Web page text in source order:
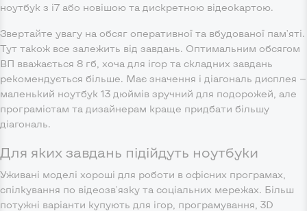
ноутбук з i7 або новішою та дискретною відеокартою.
Звертайте увагу на обсяг оперативної та вбудованої пам'яті.
Тут також все залежить від завдань. Оптимальним обсягом
ВП вважається 8 гб, хоча для ігор та складних завдань
рекомендується більше. Має значення і діагональ дисплея —
маленький ноутбук 13 дюймів зручний для подорожей, але
програмістам та дизайнерам краще придбати більшу
діагональ.
Для яких завдань підійдуть ноутбуки
Уживані моделі хороші для роботи в офісних програмах,
спілкування по відеозв'язку та соціальних мережах. Більш
потужні варіанти купують для ігор, програмування, 3D